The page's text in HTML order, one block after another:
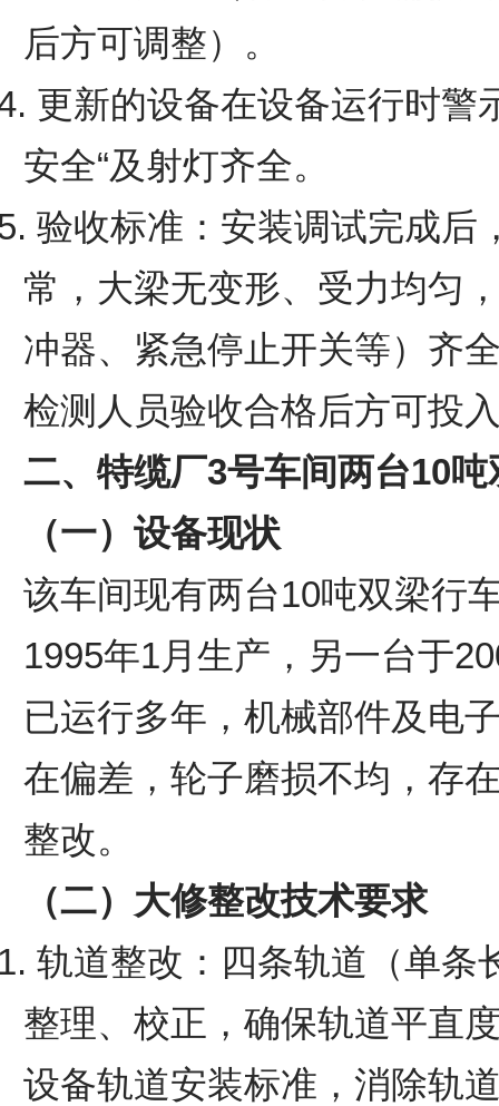
后方可调整）。
更新的设备在设备运行时警
安全“及射灯齐全。
验收标准：安装调试完成后
常，大梁无变形、受力均匀
冲器、紧急停止开关等）齐
检测人员验收合格后方可投
二、特缆厂3号车间两台10
（一）设备现状
该车间现有两台10吨双梁行
1995年1月生产，另一台于
已运行多年，机械部件及电
在偏差，轮子磨损不均，存
整改。
（二）大修整改技术要求
轨道整改：四条轨道（单条
整理、校正，确保轨道平直
设备轨道安装标准，消除轨